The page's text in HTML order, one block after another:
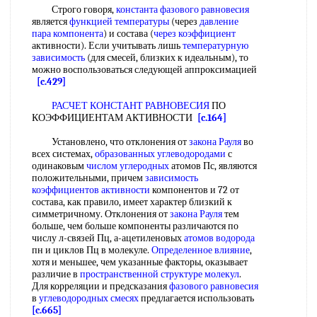
Строго говоря,константа фазового равновесия
являетсяфункцией температуры (через давление
пара компонента) и состава (через коэффициент
активности). Если учитывать лишьтемпературную
зависимость (для смесей, близких к идеальным), то
можно воспользоваться следующей аппроксимацией
[c.429]
РАСЧЕТ КОНСТАНТ РАВНОВЕСИЯПО
КОЭФФИЦИЕНТАМ АКТИВНОСТИ [c.164]
Установлено, что отклонения отзакона Рауляво
всех системах,образованных углеводородами с
одинаковымчислом углеродныхатомов Пс, являются
положительными, причемзависимость
коэффициентов активности компонентов и 72 от
состава, как правило, имеет характер близкий к
симметричному. Отклонения отзакона Раулятем
больше, чем больше компоненты различаются по
числу л-связей Пц, а-ацетиленовыхатомов водорода
пн и циклов Пц в молекуле. Определенное влияние,
хотя и меньшее, чем указанные факторы, оказывает
различие в пространственной структуре молекул.
Для корреляции и предсказанияфазового равновесия
в углеводородных смесяхпредлагается использовать
[c.665]